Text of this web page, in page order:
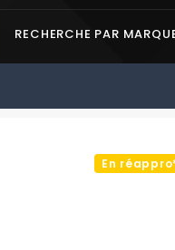
RECHERCHE PAR
En